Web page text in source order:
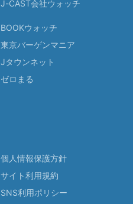
J-CAST会社ウォッチ
BOOKウォッチ
東京バーゲンマニア
Jタウンネット
ゼロまる
個人情報保護方針
サイト利用規約
SNS利用ポリシー